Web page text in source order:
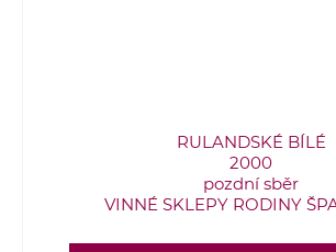
RULANDSKÉ BÍLÉ
2000
pozdní sběr
VINNÉ SKLEPY RODINY